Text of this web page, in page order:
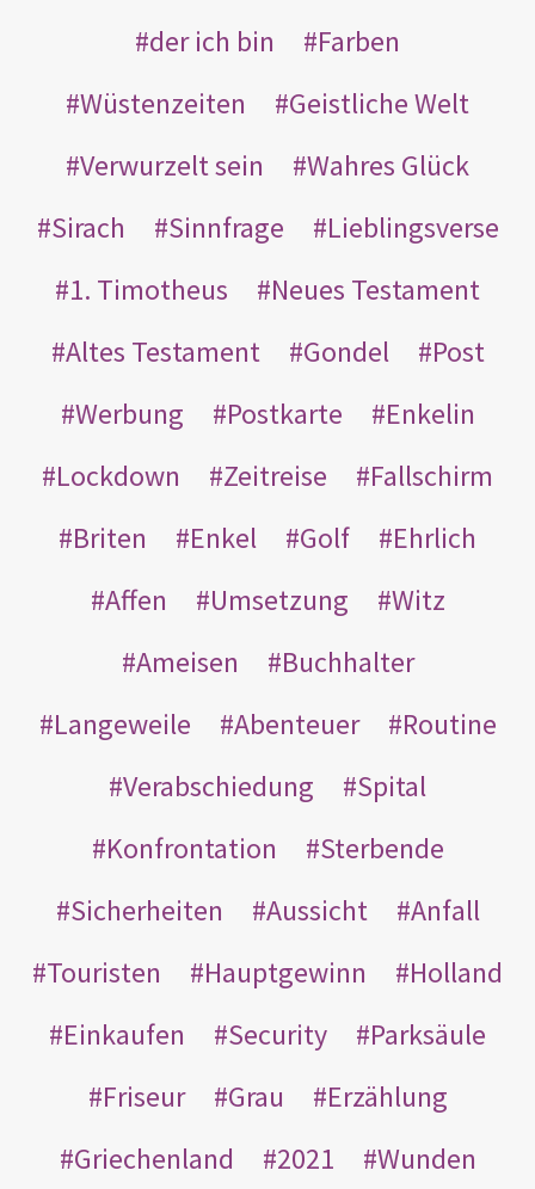
der ich bin
Farben
Wüstenzeiten
Geistliche Welt
Verwurzelt sein
Wahres Glück
Sirach
Sinnfrage
Lieblingsverse
1. Timotheus
Neues Testament
Altes Testament
Gondel
Post
Werbung
Postkarte
Enkelin
Lockdown
Zeitreise
Fallschirm
Briten
Enkel Golf
Ehrlich
Affen
Umsetzung
Witz
Ameisen
Buchhalter
Langeweile
Abenteuer
Routine
Verabschiedung
Spital
Konfrontation
Sterbende
Sicherheiten
Aussicht
Anfall
Touristen
Hauptgewinn
Holland
Einkaufen
Security
Parksäule
Friseur
Grau
Erzählung
Griechenland
2021 Wunden